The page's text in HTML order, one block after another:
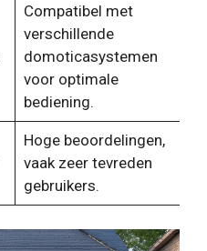
Compatibel met
verschillende
domoticasystemen
voor optimale
bediening.
Hoge beoordelingen,
vaak zeer tevreden
gebruikers.